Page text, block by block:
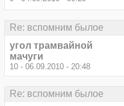
Re: вспомним былое
угол трамвайной
мачуги
10 - 06.09.2010 - 20:48
Re: вспомним былое